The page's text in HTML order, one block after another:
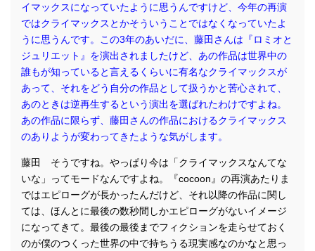
イマックスになっていたように思うんですけど、今年の再演
ではクライマックスとかそういうことではなくなっていたよ
うに思うんです。この3年のあいだに、藤田さんは『ロミオと
ジュリエット』を演出されましたけど、あの作品は世界中の
誰もが知っていると言えるくらいに有名なクライマックスが
あって、それをどう自分の作品として扱うかと苦心されて、
あのときは逆再生するという演出を選ばれたわけですよね。
あの作品に限らず、藤田さんの作品におけるクライマックス
のありようが変わってきたような気がします。
藤田 そうですね。やっぱり今は「クライマックスなんてな
いな」ってモードなんですよね。『cocoon』の再演あたりま
ではエピローグが長かったんだけど、それ以降の作品に関し
ては、ほんとに最後の数秒間しかエピローグがないイメージ
になってきて。最後の最後までフィクションを走らせておく
のが僕のつくった世界の中で持ちうる現実感なのかなと思っ